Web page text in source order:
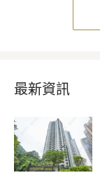
最新資訊